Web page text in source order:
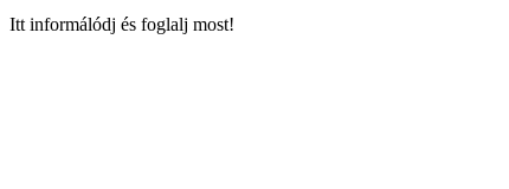
Itt informálódj és foglalj most!